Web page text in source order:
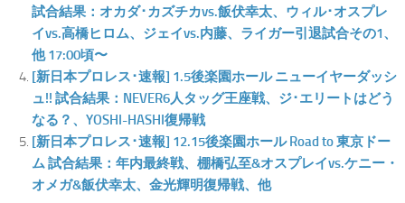
試合結果：オカダ･カズチカvs.飯伏幸太、ウィル･オスプレ
イvs.高橋ヒロム、ジェイvs.内藤、ライガー引退試合その1、
他 17:00頃〜
[新日本プロレス･速報] 1.5後楽園ホール ニューイヤーダッシ
ュ!! 試合結果：NEVER6人タッグ王座戦、ジ･エリートはどう
なる？、YOSHI-HASHI復帰戦
[新日本プロレス･速報] 12.15後楽園ホール Road to 東京ドー
ム 試合結果：年内最終戦、棚橋弘至&オスプレイvs.ケニー・
オメガ&飯伏幸太、金光輝明復帰戦、他